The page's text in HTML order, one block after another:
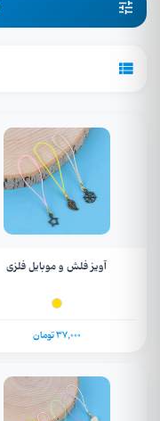
آویز فلش و موبایل فلزی
37,000 تومان